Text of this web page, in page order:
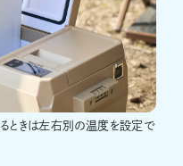
ときは左右別の温度を設定で